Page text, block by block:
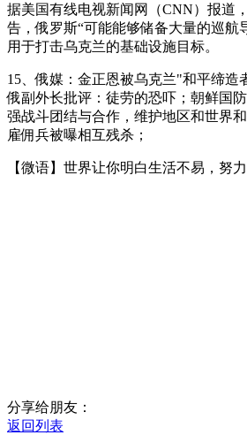
据美国有线电视新闻网（CNN）报道
告，俄罗斯“可能能够储备大量的巡航
用于打击乌克兰的基础设施目标。
15、俄媒：金正恩被乌克兰"和平缔造
俄副外长批评：徒劳的恐吓；朝鲜国
强战斗团结与合作，维护地区和世界
雇佣兵被曝相互残杀；
【微语】世界让你明白生活不易，努
分享给朋友：
返回列表